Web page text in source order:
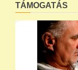
TÁMOGATÁS